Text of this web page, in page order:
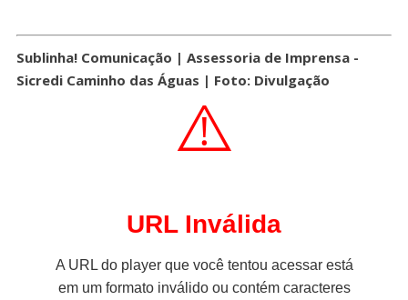
Sublinha! Comunicação | Assessoria de Imprensa -
Sicredi Caminho das Águas | Foto: Divulgação